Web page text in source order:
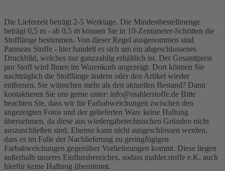
Die Lieferzeit beträgt 2-5 Werktage. Die Mindestbestellmenge
beträgt 0,5 m - ab 0,5 m können Sie in 10-Zentimeter-Schritten die
Stofflänge bestimmen. Von dieser Regel ausgenommen sind
Panneau Stoffe - hier handelt es sich um ein abgeschlossenes
Druckbild, welches nur ganzzahlig erhältlich ist. Der Gesamtpreis
pro Stoff wird Ihnen im Warenkorb angezeigt. Dort können Sie
nachträglich die Stofflänge ändern oder den Artikel wieder
entfernen. Sie wünschen mehr als den aktuellen Bestand? Dann
kontaktieren Sie uns gerne unter: info@mahlerstoffe.de Bitte
beachten Sie, dass wir für Farbabweichungen zwischen den
angezeigten Fotos und der gelieferten Ware keine Haftung
übernehmen, da diese aus wiedergabetechnischen Gründen nicht
auszuschließen sind. Ebenso kann nicht ausgeschlossen werden,
dass es im Falle der Nachlieferung zu geringfügigen
Farbabweichungen gegenüber Vorlieferungen kommt. Diese liegen
außerhalb unseres Einflussbereiches, sodass mahler.stoffe e.K. auch
hierfür keine Haftung übernimmt.